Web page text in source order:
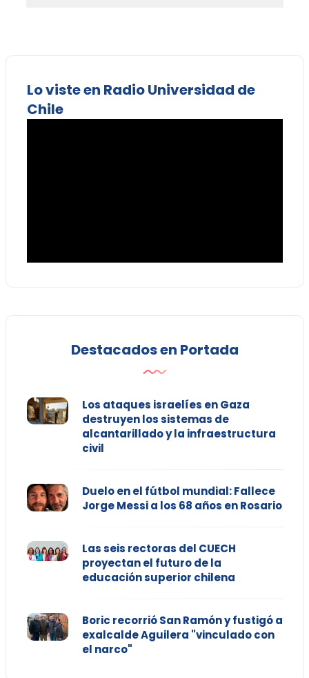
Lo viste en Radio Universidad de
Chile
Destacados en Portada
Los ataques israelíes en Gaza
destruyen los sistemas de
alcantarillado y la infraestructura
civil
Duelo en el fútbol mundial: Fallece
Jorge Messi a los 68 años en Rosario
Las seis rectoras del CUECH
proyectan el futuro de la
educación superior chilena
Boric recorrió San Ramón y fustigó a
exalcalde Aguilera "vinculado con
el narco"